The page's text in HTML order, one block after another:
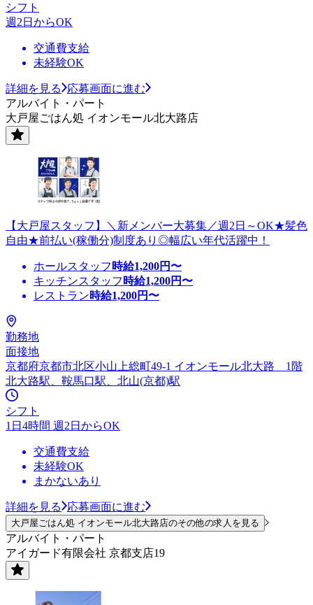
シフト
週2日からOK
交通費支給
未経験OK
詳細を見る
応募画面に進む
アルバイト・パート
大戸屋ごはん処 イオンモール北大路店
【大戸屋スタッフ】＼新メンバー大募集／週2日～OK★髪色
自由★前払い(稼働分)制度あり◎幅広い年代活躍中！
ホールスタッフ 時給1,200円〜
キッチンスタッフ 時給1,200円〜
レストラン時給1,200円〜
勤務地
面接地
京都府京都市北区小山上総町49-1 イオンモール北大路 1階
北大路駅、鞍馬口駅、北山(京都)駅
シフト
1日4時間 週2日からOK
交通費支給
未経験OK
まかないあり
詳細を見る 応募画面に進む
大戸屋ごはん処 イオンモール北大路店のその他の求人を見る
アルバイト・パート
アイガード有限会社 京都支店19